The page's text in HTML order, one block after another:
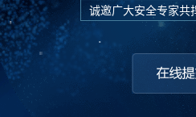
诚邀广大安全专家共